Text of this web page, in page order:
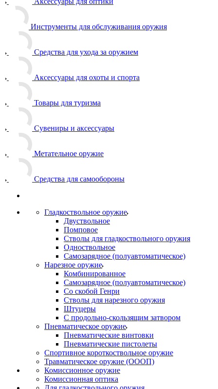
Инструменты для обслуживания оружия
Средства для ухода за оружием
Аксессуары для охоты и спорта
Товары для туризма
Сувениры и аксессуары
Метательное оружие
Средства для самообороны
Гладкоствольное оружие
Двуствольное
Помповое
Стволы для гладкоствольного оружия
Одноствольное
Самозарядное (полуавтоматическое)
Нарезное оружие
Комбинированное
Самозарядное (полуавтоматическое)
Со скобой Генри
Стволы для нарезного оружия
Штуцеры
С продольно-скользящим затвором
Пневматическое оружие
Пневматические винтовки
Пневматические пистолеты
Спортивное короткоствольное оружие
Травматическое оружие (ОООП)
Комиссионное оружие
Комиссионная оптика